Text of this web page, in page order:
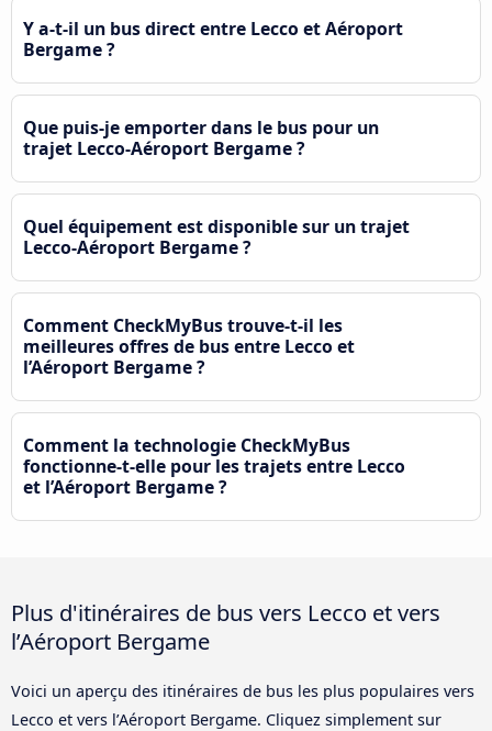
Y a-t-il un bus direct entre Lecco et Aéroport
Bergame ?
Que puis-je emporter dans le bus pour un
trajet Lecco-Aéroport Bergame ?
Quel équipement est disponible sur un trajet
Lecco-Aéroport Bergame ?
Comment CheckMyBus trouve-t-il les
meilleures offres de bus entre Lecco et
l’Aéroport Bergame ?
Comment la technologie CheckMyBus
fonctionne-t-elle pour les trajets entre Lecco
et l’Aéroport Bergame ?
Plus d'itinéraires de bus vers Lecco et vers
l’Aéroport Bergame
Voici un aperçu des itinéraires de bus les plus populaires vers
Lecco et vers l’Aéroport Bergame. Cliquez simplement sur